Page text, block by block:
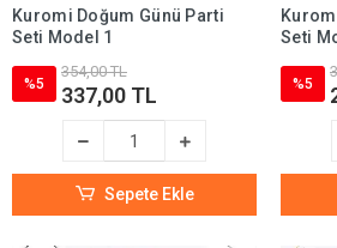
Kuromi Doğum Günü Parti
Seti Model 1
%5
354,00 TL
337,00 TL
Sepete Ekle
Seti
%5